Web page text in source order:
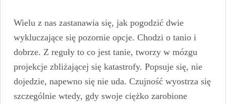
Wielu z nas zastanawia się, jak pogodzić dwie
wykluczające się pozornie opcje. Chodzi o tanio i
dobrze. Z reguły to co jest tanie, tworzy w mózgu
projekcje zbliżającej się katastrofy. Popsuje się, nie
dojedzie, napewno się nie uda. Czujność wyostrza się
szczególnie wtedy, gdy swoje ciężko zarobione